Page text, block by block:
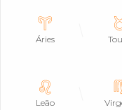
Áries
Leão